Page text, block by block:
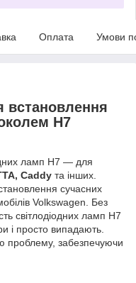
Оплата Умови
встановлення
H7
ламп H7 — для
Caddy та інших.
сучасних
Volkswagen. Без
світлодіодних ламп H7
і просто випадають.
проблему, забезпечуючи